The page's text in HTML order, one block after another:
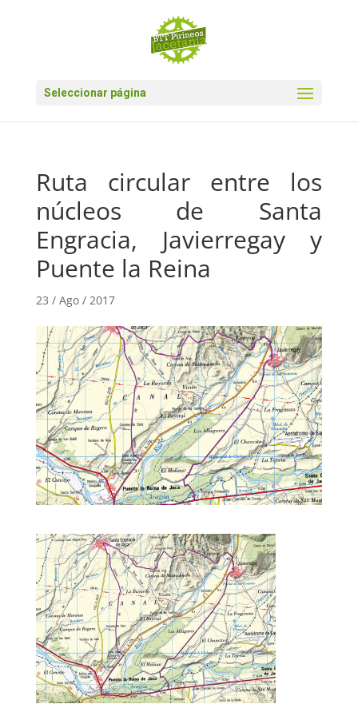
Seleccionar página
Ruta circular entre los
núcleos de Santa
Engracia, Javierregay y
Puente la Reina
23 / Ago / 2017